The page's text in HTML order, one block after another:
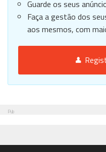
Guarde os seus
Faça a gestão dos
aos mesmos, com
Pub